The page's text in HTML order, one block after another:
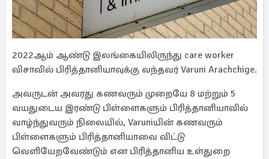
2022ஆம் ஆண்டு இலங்கையிலிருந்து care worker
விசாவில் பிரித்தானியாவுக்கு வந்தவர் Varuni Arachchige.
அவருடன் அவரது கணவரும் முறையே 8 மற்றும் 5
வயதுடைய இரண்டு பிள்ளைகளும் பிரித்தானியாவில்
வாழ்ந்துவரும் நிலையில், Varuniயின் கணவரும்
பிள்ளைகளும் பிரித்தானியாவை விட்டு
வெளியேறவேண்டும் என பிரித்தானிய உள்துறை